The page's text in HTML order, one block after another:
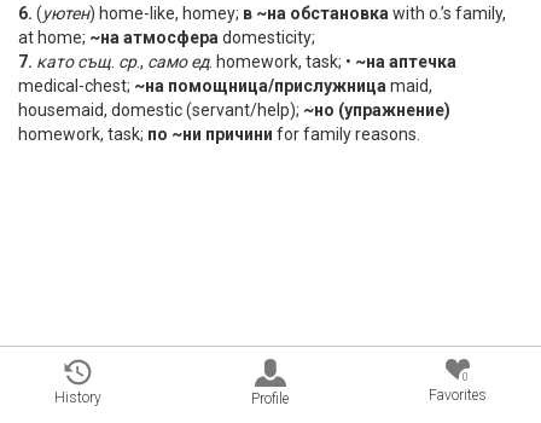
6. (уютен) home-like, homey; в ~на обстановка with o.’s family,
at home; ~на атмосфера domesticity;
7. като същ ср., само ед. homework, task; • ~на аптечка
medical-chest; ~на помощница/прислужница maid,
housemaid, domestic (servant/help); ~но (упражнение)
homework, task; по ~ни причини for family reasons.
History Profile
0
Favorites